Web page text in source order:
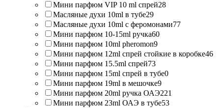
Мини парфюм VIP 10 ml спрей28
Масляные духи 10ml в тубе29
Масляные духи 10ml с феромонами77
Мини парфюм 10-15ml ручка60
Мини парфюм 10ml pheromon9
Мини парфюм 12ml спрей стойкие в коробке46
Мини парфюм 15.5ml спрей73
Мини парфюм 15ml спрей в тубе0
Мини парфюм 19ml в мешочке9
Мини парфюм 20ml ручка ОАЭ221
Мини парфюм 23ml ОАЭ в тубе53